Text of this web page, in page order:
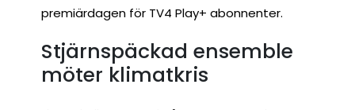
premiärdagen för TV4 Play+ abonnenter.
Stjärnspäckad ensemble
möter klimatkris